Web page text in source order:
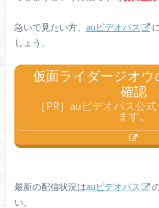
急いで見たい方、 auビデオパス
しょう。
仮面ライダージオウ
確認
［PR］auビデオパス公
ます。
最新の配信状況はauビデオパス
い。